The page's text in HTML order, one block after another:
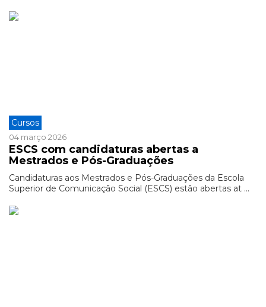
Cursos
04 março 2026
ESCS com candidaturas abertas a
Mestrados e Pós-Graduações
Candidaturas aos Mestrados e Pós-Graduações da Escola
Superior de Comunicação Social (ESCS) estão abertas at ...